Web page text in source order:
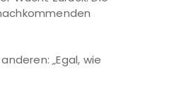
„Egal, wie